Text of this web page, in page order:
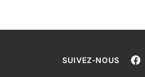
SUIVEZ-NOUS